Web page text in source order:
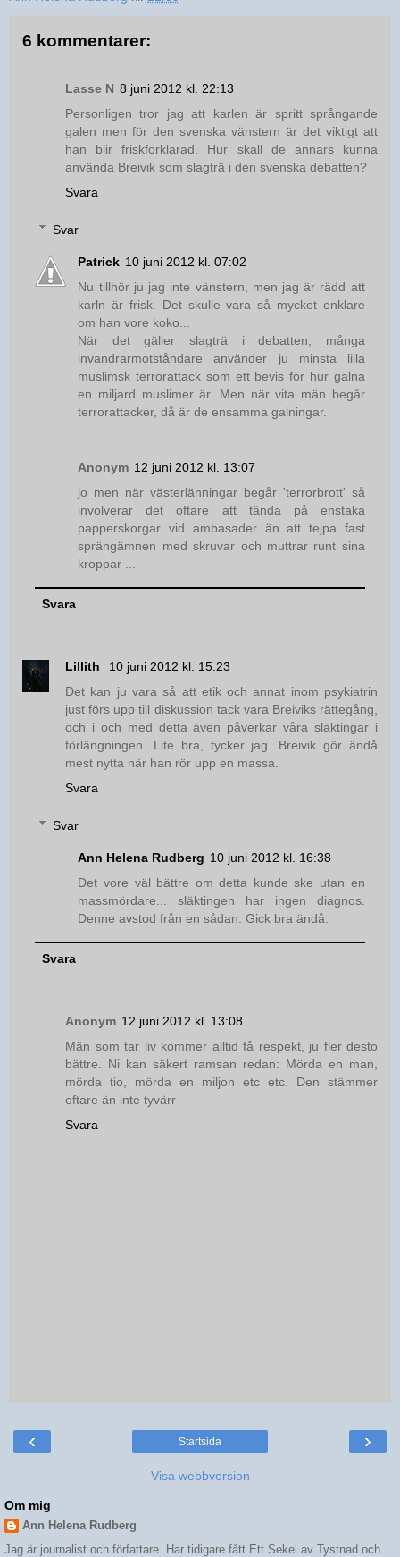
6 kommentarer:
Lasse N 8 juni 2012 kl. 22:13
Personligen tror jag att karlen är spritt språngande
galen men för den svenska vänstern är det viktigt att
han blir friskförklarad. Hur skall de annars kunna
använda Breivik som slagträ i den svenska debatten?
Svara
Svar
Patrick 10 juni 2012 kl. 07:02
Nu tillhör ju jag inte vänstern, men jag är rädd att
karln är frisk. Det skulle vara så mycket enklare
om han vore koko...
När det gäller slagträ i debatten, många
invandrarmotståndare använder ju minsta lilla
muslimsk terrorattack som ett bevis för hur galna
en miljard muslimer är. Men när vita män begår
terrorattacker, då är de ensamma galningar.
Anonym 12 juni 2012 kl. 13:07
jo men när västerlänningar begår 'terrorbrott' så
involverar det oftare att tända på enstaka
papperskorgar vid ambasader än att tejpa fast
sprängämnen med skruvar och muttrar runt sina
kroppar ...
Svara
Lillith
10 juni 2012 kl. 15:23
Det kan ju vara så att etik och annat inom psykiatrin
just förs upp till diskussion tack vara Breiviks rättegång,
och i och med detta även påverkar våra släktingar i
förlängningen. Lite bra, tycker jag. Breivik gör ändå
mest nytta när han rör upp en massa.
Svara
Svar
Ann Helena Rudberg 10 juni 2012 kl. 16:38
Det vore väl bättre om detta kunde ske utan en
massmördare... släktingen har ingen diagnos.
Denne avstod från en sådan. Gick bra ändå.
Svara
Anonym 12 juni 2012 kl. 13:08
Män som tar liv kommer alltid få respekt, ju fler desto
bättre. Ni kan säkert ramsan redan: Mörda en man,
mörda tio, mörda en miljon etc etc. Den stämmer
oftare än inte tyvärr
Svara
‹ ›
Startsida
Visa webbversion
Om mig
Ann Helena Rudberg
Jag är journalist och författare. Har tidigare fått Ett Sekel av Tystnad och